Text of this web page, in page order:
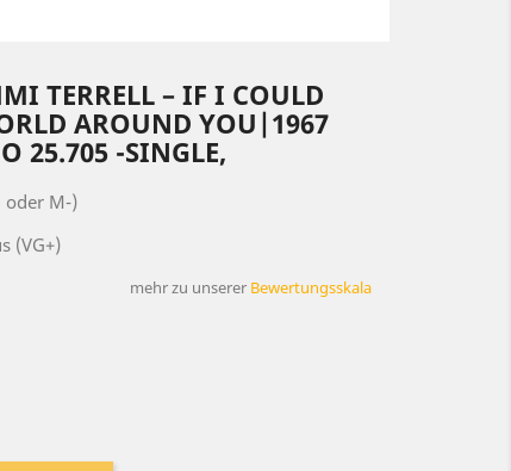
TERRELL – IF I COULD
AROUND YOU|1967
25.705 -SINGLE,
oder M-)
(VG+)
mehr zu unserer Bewertungsskala